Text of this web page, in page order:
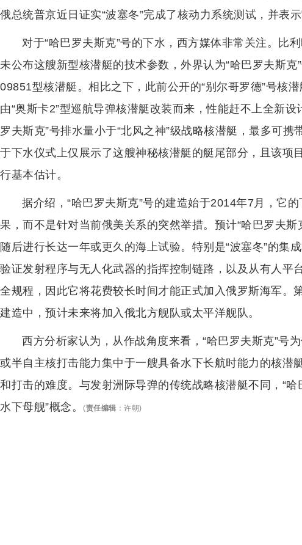
俄总统普京近日证实“波塞冬”完成了核动力系统测试，并表
对于“哈巴罗夫斯克”号的下水，西方媒体非常关注。比
未公布这艘新型核潜艇的技术参数，外界认为“哈巴罗夫斯克
09851型核潜艇。相比之下，此前公开的“别尔哥罗德”号核
由“奥斯卡2”型巡航导弹核潜艇改装而来，性能赶不上全新设
罗夫斯克”号排水量小于“北风之神”级战略核潜艇，最多可携
于下水仪式上仅展示了这艘神秘核潜艇的艇尾部分，且该项
行基本估计。
据介绍，“哈巴罗夫斯克”号的建造始于2014年7月，它
果，而不是针对当前俄美关系的突然举措。预计“哈巴罗夫斯
随后进行长达一年或更久的海上试验。特别是“波塞冬”的集
验证发射程序与无人化武器的指挥控制链路，以及从有人平
全规程，因此它将花费较长时间才能正式加入俄罗斯海军。
建造中，预计未来将加入俄北方舰队或太平洋舰队。
西方分析家认为，从作战角度来看，“哈巴罗夫斯克”号
或半自主核打击能力集中于一艘具备水下长航时能力的核潜
和打击的难度。与发射洲际导弹的传统战略核潜艇不同，“哈
水下母舰”概念。
(责任编辑 ： 许朝)